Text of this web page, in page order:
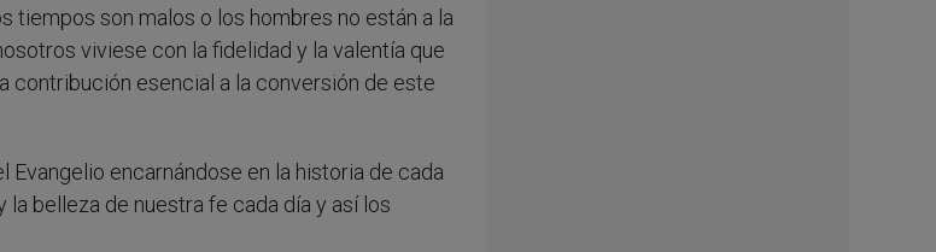
tiempos son malos o los hombres no están a la
viviese con la fidelidad y la valentía que
contribución esencial a la conversión de este
encarnándose en la historia de cada
belleza de nuestra fe cada día y así los